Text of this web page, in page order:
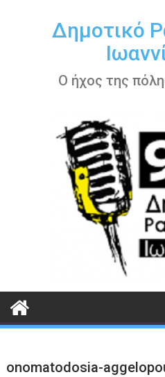
περιεχόμενοΔημοτικό
Ο ήχος της
onomatodosia-